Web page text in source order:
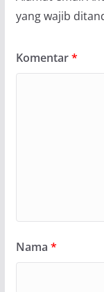
yang wajib
Komentar*
Nama *